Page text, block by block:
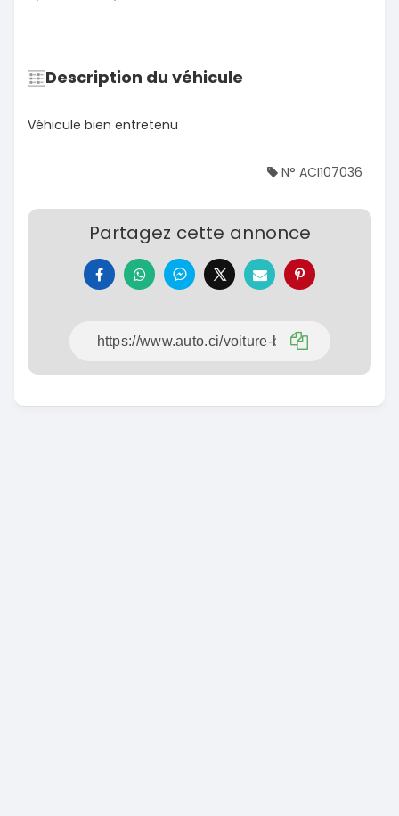
Description du véhicule
Véhicule bien entretenu
N° ACI107036
Partagez cette annonce